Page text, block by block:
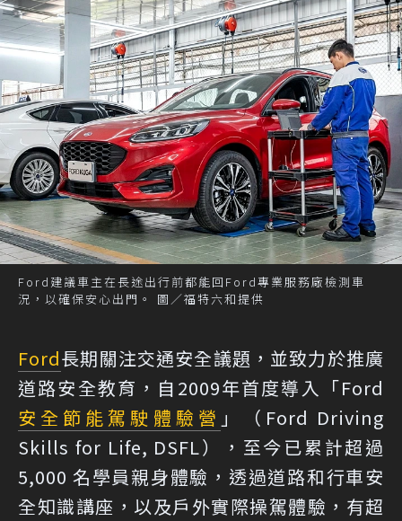
Ford建議車主在長途出行前都能回Ford專業服務廠檢測車
況，以確保安心出門。 圖／福特六和提供
Ford長期關注交通安全議題，並致力於推廣
道路安全教育，自2009年首度導入「Ford
安全節能駕駛體驗營 」（Ford Driving
Skills for Life, DSFL），至今已累計超過
5,000 名學員親身體驗，透過道路和行車安
全知識講座，以及戶外實際操駕體驗，有超